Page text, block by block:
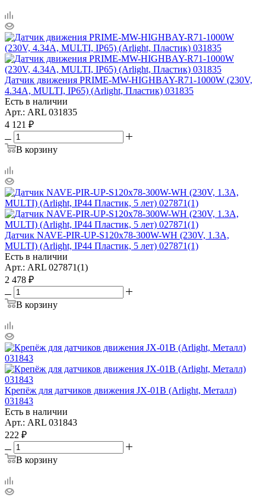
Датчик движения PRIME-MW-HIGHBAY-R71-1000W (230V,
4.34A, MULTI, IP65) (Arlight, Пластик) 031835
Есть в наличии
Арт.: ARL 031835
4 121 ₽
В корзину
Датчик NAVE-PIR-UP-S120x78-300W-WH (230V, 1.3A,
MULTI) (Arlight, IP44 Пластик, 5 лет) 027871(1)
Есть в наличии
Арт.: ARL 027871(1)
2 478 ₽
В корзину
Крепёж для датчиков движения JX-01B (Arlight, Металл)
031843
Есть в наличии
Арт.: ARL 031843
222 ₽
В корзину